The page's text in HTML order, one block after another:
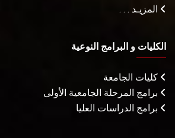
المزيـد . . .
الكليات و البرامج النوعية
كليات الجامعة
برامج المرحلة الجامعية الأولى
برامج الدراسات العليا